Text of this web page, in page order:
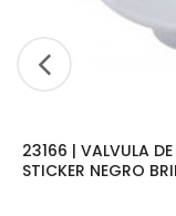
23166 | VALVULA
STICKER NEGRO